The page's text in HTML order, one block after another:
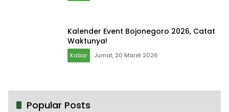
Kalender Event Bojonegoro 2026, Catat
Waktunya!
Kabar Jumat, 20 Maret 2026
Popular Posts